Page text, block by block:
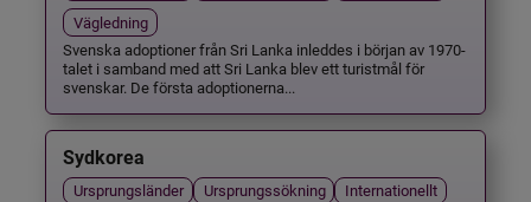
Vägledning
Svenska adoptioner från Sri Lanka inleddes i början av 1970-
talet i samband med att Sri Lanka blev ett turistmål för
svenskar. De första adoptionerna...
Sydkorea
Ursprungsländer Ursprungssökning
Internationellt